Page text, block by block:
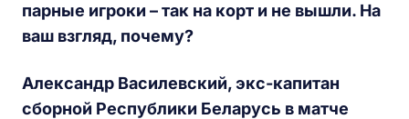
парные игроки – так на корт и не вышли. На
ваш взгляд, почему?
Александр Василевский, экс-капитан
сборной Республики Беларусь в матче